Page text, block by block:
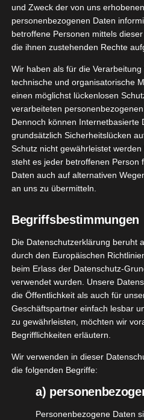
Vor ein paar Wochen
netten Email Kontakt, ein
der@oelmuehle_garting.
Die Ölmühle Garting bietet
auch in ihrem online Shop
Auswahl an besonderen
einiges mehr an.
Ein Besuch lohnt sich in
viel wissenswertes
Geschenkideen findet.
und Zweck der von uns
personenbezogenen Daten
betroffene Personen mittels
die ihnen zustehenden Rechte
Wir haben als für die
technische und organisatorische
einen möglichst lückenlosen
verarbeiteten
Dennoch können Internetbasierte
grundsätzlich Sicherheitslücken
Schutz nicht gewährleistet
steht es jeder betroffenen Person
Daten auch auf alternativen
an uns zu übermitteln.
Begriffsbestimmungen
Die Datenschutzerklärung beruht
durch den Europäischen
beim Erlass der Datenschutz-
verwendet wurden. Unsere
die Öffentlichkeit als auch für
Geschäftspartner einfach lesbar
zu gewährleisten, möchten wir
Begrifflichkeiten erläutern.
Wir verwenden in dieser
die folgenden Begriffe:
a)
Personenbezogene Daten